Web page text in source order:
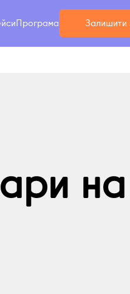
Програма Залишити
на